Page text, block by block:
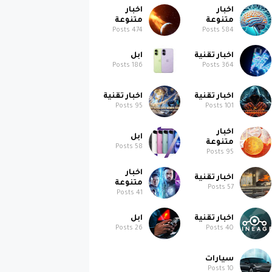
اخبار
متنوعة
584
اخبار
متنوعة
474
اخبار تقنية
364
ابل
186
اخبار تقنية
101
اخبار تقنية
95
اخبار
متنوعة
95
ابل
58
اخبار تقنية
57
اخبار
متنوعة
41
اخبار تقنية
40
ابل
26
سيارات
10